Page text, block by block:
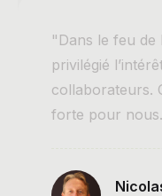
"Dans le feu de
privilégié
collaborateurs.
forte pour